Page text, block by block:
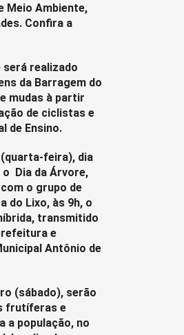
Meio Ambiente,
Confira a
será realizado
da Barragem do
mudas à partir
de ciclistas e
de Ensino.
feira), dia
o Dia da Árvore,
o grupo de
do Lixo, às 9h, o
transmitido
e
Antônio de
(sábado), serão
frutíferas e
a população, no